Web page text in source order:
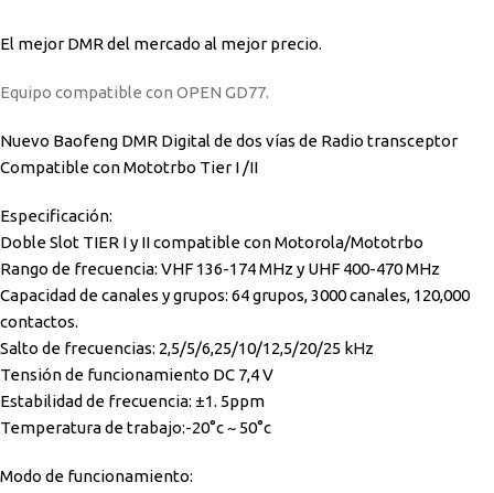
El mejor DMR del mercado al mejor precio.
Equipo compatible con OPEN GD77.
Nuevo Baofeng DMR Digital de dos vías de Radio transceptor
Compatible con Mototrbo Tier I /II
Especificación:
Doble Slot TIER I y II compatible con Motorola/Mototrbo
Rango de frecuencia: VHF 136-174 MHz y UHF 400-470 MHz
Capacidad de canales y grupos: 64 grupos, 3000 canales, 120,000
contactos.
Salto de frecuencias: 2,5/5/6,25/10/12,5/20/25 kHz
Tensión de funcionamiento DC 7,4 V
Estabilidad de frecuencia: ±1. 5ppm
Temperatura de trabajo:-20°c ~ 50°c
Modo de funcionamiento: